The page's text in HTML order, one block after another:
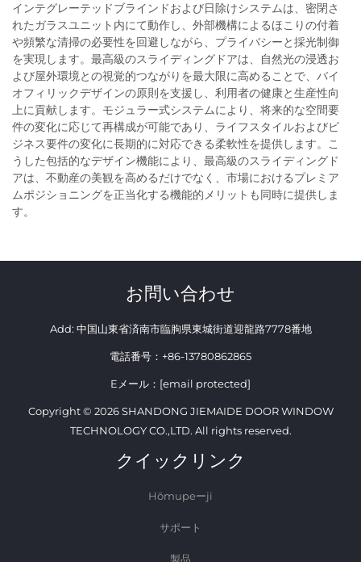
インテグレーテッドブラインドおよび日除けシステムは、密閉さ
れたガラスユニット内にて動作し、外部機構によるほこりの付着
や頻繁な清掃の必要性を回避しながら、プライバシーと採光制御
を実現します。最高級のスライディングドアは、自然光の浸透お
よび屋外環境との視覚的つながりを最大限に高めることで、バイ
オフィリックデザインの原則を支援し、利用者の健康と生産性向
上に貢献します。モジュラー式システムにより、将来的な空間要
件の変化に応じて再構成が可能であり、ライフスタイルおよびビ
ジネス要件の変化に長期的に対応できる柔軟性を提供します。こ
うした包括的なデザイン機能により、最高級のスライディングド
アは、不動産の美観を高めるだけでなく、市場におけるプレミア
ムポジショニングを正当化する機能的メリットも同時に提供しま
す。
お問い合わせ
Add: 中国山東省済南市臨朐県東城街道迎龍路7778番地
電話番号： +86-13780862865
Eメール： [email protected]
Copyright © 2026 SHANDONG JIEMAIDE DOOR WINDOW
TECHNOLOGY CO.,LTD. All rights reserved.
クイックリンク
Hōmupeーji
サポート
製品